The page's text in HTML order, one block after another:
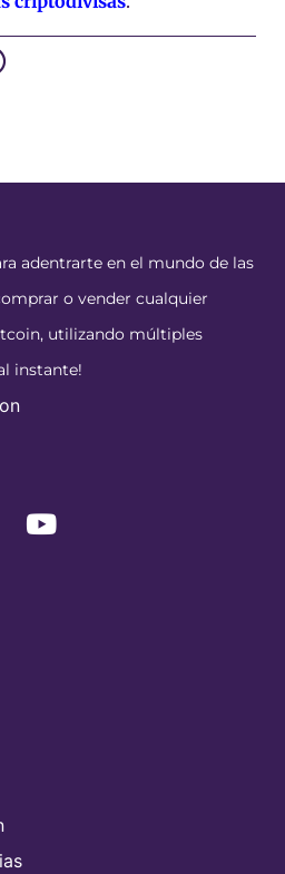
adentrarte en el mundo de las
o vender cualquier
utilizando múltiples
instante!